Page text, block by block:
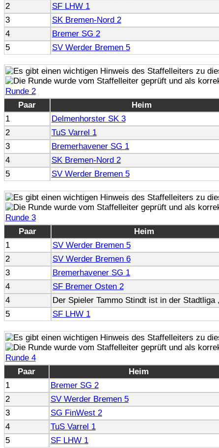
2
SF LHW 1
3
SK Bremen-Nord 2
4
Bremer SG 2
5
SV Werder Bremen 5
Runde 2
Paar
Heim
1
Delmenhorster SK 3
2
TuS Varrel 1
3
Bremerhavener SG 1
4
SK Bremen-Nord 2
5
SV Werder Bremen 5
Runde 3
Paar
Heim
1
SV Werder Bremen 5
2
SV Werder Bremen 6
3
Bremerhavener SG 1
4
SF Bremer Osten 2
4
Der Spieler Tammo Stindt ist in der
5
SF LHW 1
Runde 4
Paar
Heim
1
Bremer SG 2
2
SV Werder Bremen 5
3
SG FinWest 2
4
TuS Varrel 1
5
SF LHW 1